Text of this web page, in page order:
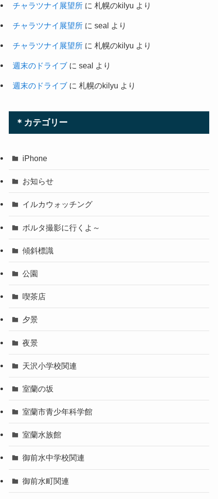
チャラツナイ展望所に 札幌のkilyu より
チャラツナイ展望所に seal より
チャラツナイ展望所に 札幌のkilyu より
週末のドライブに seal より
週末のドライブに 札幌のkilyu より
＊カテゴリー
iPhone
お知らせ
イルカウォッチング
ボルタ撮影に行くよ～
傾斜標識
公園
喫茶店
夕景
夜景
天沢小学校関連
室蘭の坂
室蘭市青少年科学館
室蘭水族館
御前水中学校関連
御前水町関連